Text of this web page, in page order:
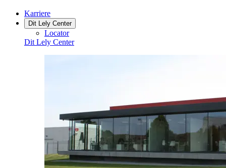
Karriere
Dit Lely Center
Locator
Dit Lely Center